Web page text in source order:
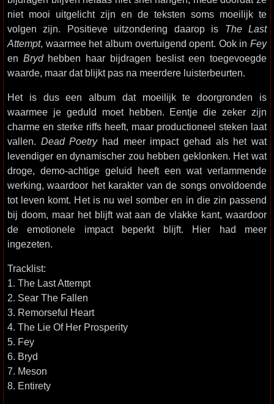
niet mooi uitgelicht zijn en de teksten soms moeilijk te
volgen zijn. Positieve uitzondering daarop is The Last
Attempt, waarmee het album overtuigend opent. Ook in Fey
en Brydhebben haar bijdragen beslist een toegevoegde
waarde, maar dat blijkt pas na meerdere luisterbeurten.
Het is dus een album dat moeilijk te doorgronden is
waarmee je geduld moet hebben. Eentje die zeker zijn
charme en sterke riffs heeft, maar productioneel steken laat
vallen. Dead Poetryhad meer impact gehad als het wat
levendiger en dynamischer zou hebben geklonken. Het wat
droge, demo-achtige geluid heeft een wat verlammende
werking, waardoor het karakter van de songs onvoldoende
tot leven komt. Het is nu wel somber en in die zin passend
bij doom, maar het blijft wat aan de vlakke kant, waardoor
de emotionele impact beperkt blijft. Hier had meer
ingezeten.
Tracklist:
1. The Last Attempt
2. Sear The Fallen
3. Remorseful Heart
4. The Lie Of Her Prosperity
5. Fey
6. Bryd
7. Meson
8. Entirety